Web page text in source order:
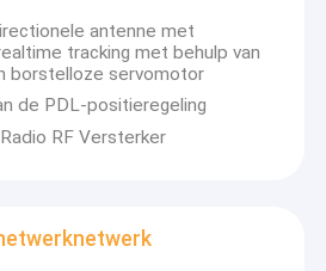
antenne met
tracking met behulp van
borstelloze servomotor
de PDL-positieregeling
RF Versterker